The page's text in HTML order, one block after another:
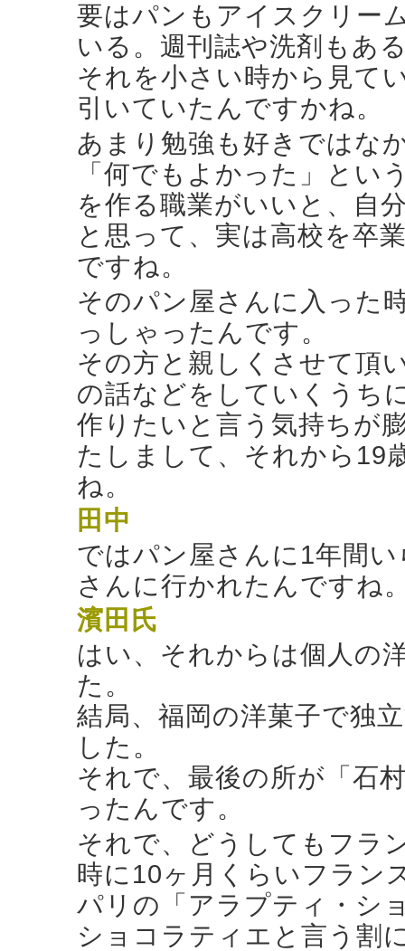
要はパンもアイスクリー
いる。週刊誌や洗剤もあ
それを小さい時から見て
引いていたんですかね。
あまり勉強も好きではな
「何でもよかった」とい
を作る職業がいいと、自
と思って、実は高校を卒
ですね。
そのパン屋さんに入った
っしゃったんです。
その方と親しくさせて頂
の話などをしていくうち
作りたいと言う気持ちが
たしまして、それから19
ね。
田中
ではパン屋さんに1年間
さんに行かれたんですね
濱田氏
はい、それからは個人の
た。
結局、福岡の洋菓子で独
した。
それで、最後の所が「石
ったんです。
それで、どうしてもフラ
時に10ヶ月くらいフラン
パリの「アラプティ・シ
ショコラティエと言う割